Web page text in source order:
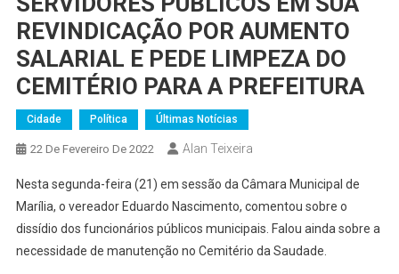
REVINDICAÇÃO POR AUMENTO
SALARIAL E PEDE LIMPEZA DO
CEMITÉRIO PARA A PREFEITURA
Cidade Política Últimas Notícias
22 De Fevereiro De 2022 Alan Teixeira
Nesta segunda-feira (21) em sessão da Câmara Municipal de
Marília, o vereador Eduardo Nascimento, comentou sobre o
dissídio dos funcionários públicos municipais. Falou ainda sobre a
necessidade de manutenção no Cemitério da Saudade.